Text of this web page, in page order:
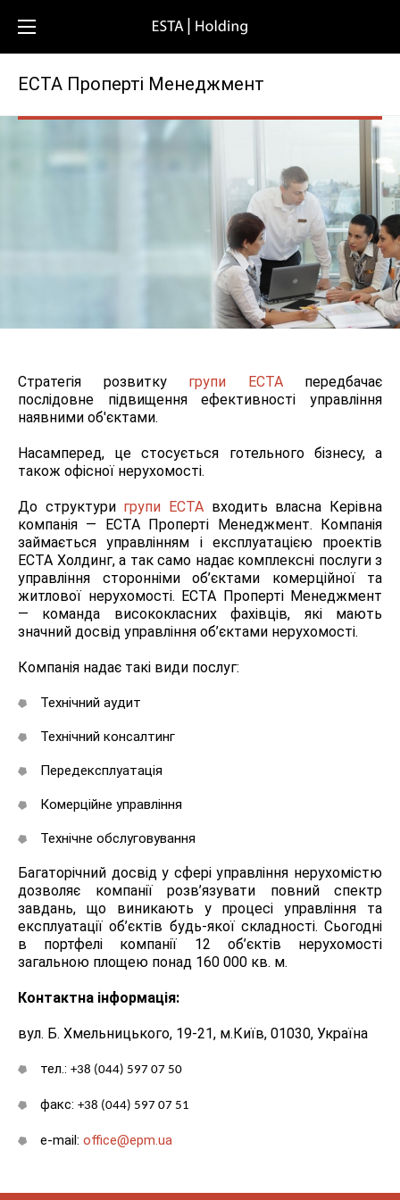
ЕСТА Проперті Менеджмент
Стратегія розвитку групи ЕСТАпередбачає
послідовне підвищення ефективності управління
наявними об'єктами.
Насамперед, це стосується готельного бізнесу, а
також офісної нерухомості.
До структури групи ЕСТА входить власна Керівна
компанія — ЕСТА Проперті Менеджмент. Компанія
займається управлінням і експлуатацією проектів
ЕСТА Холдинг, а так само надає комплексні послуги з
управління сторонніми об’єктами комерційної та
житлової нерухомості. ЕСТА Проперті Менеджмент
— команда висококласних фахівців, які мають
значний досвід управління об’єктами нерухомості.
Компанія надає такі види послуг:
Технічний аудит
Технічний консалтинг
Передексплуатація
Комерційне управління
Технічне обслуговування
Багаторічний досвід у сфері управління нерухомістю
дозволяє компанії розв’язувати повний спектр
завдань, що виникають у процесі управління та
експлуатації об’єктів будь-якої складності. Сьогодні
в портфелі компанії 12 об’єктів нерухомості
загальною площею понад 160 000 кв. м.
Контактна інформація:
вул. Б. Хмельницького, 19-21, м.Київ, 01030, Україна
тел.: +38 (044) 597 07 50
факс: +38 (044) 597 07 51
е-mail: office@epm.ua